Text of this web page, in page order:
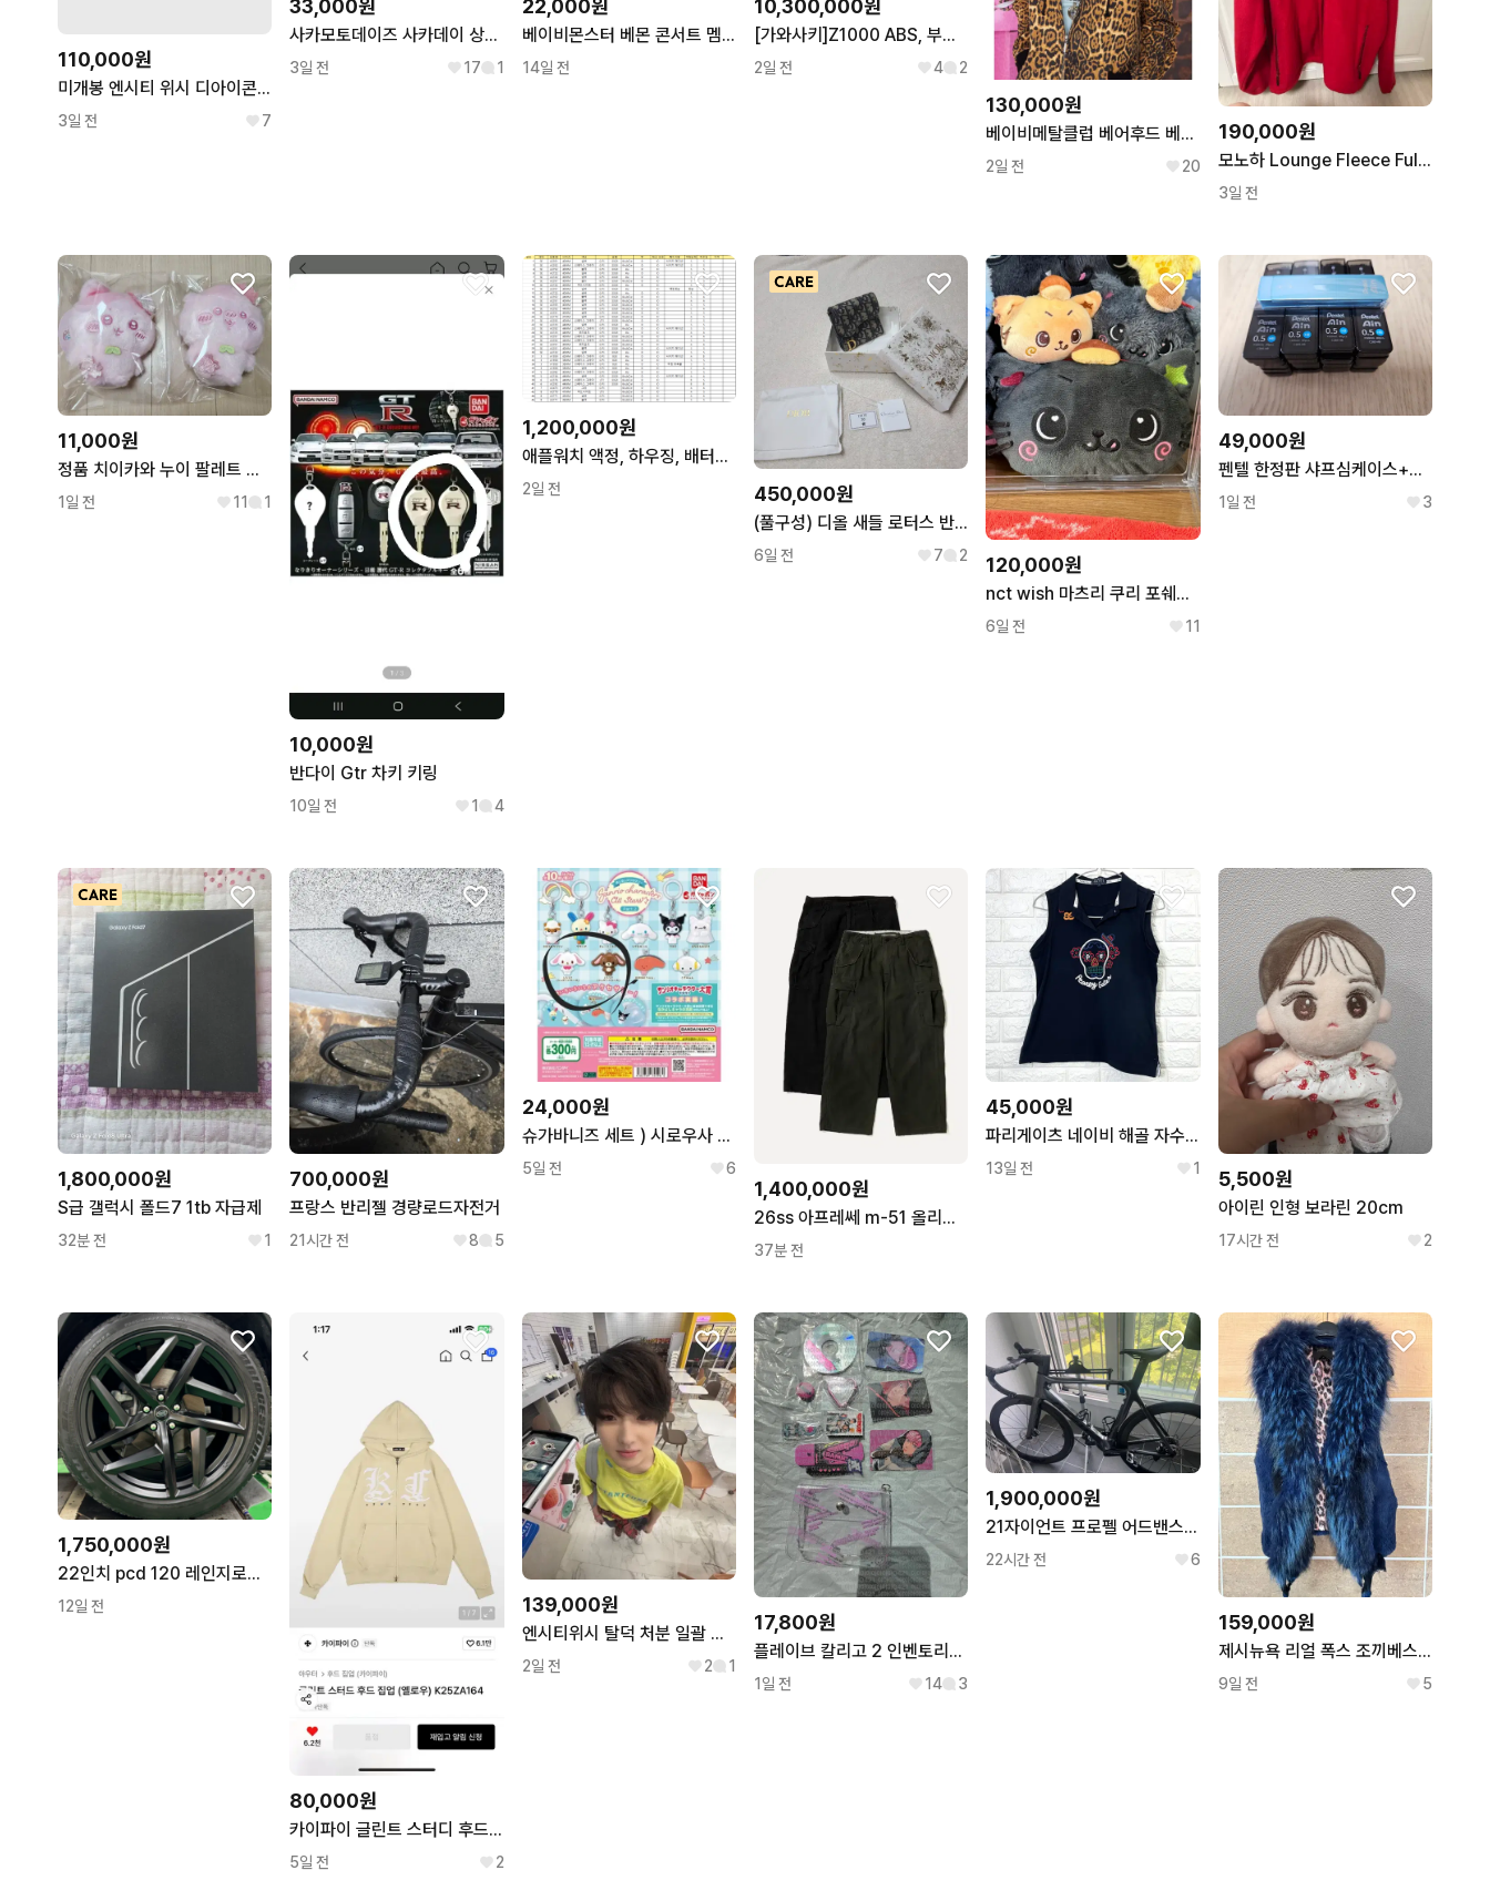
110,000원
미개봉 엔시티 위시 디아이콘 카톡 특전 포함 사쿠야 ab타입 유닛 포카
3일 전 7
33,000원
사카모토데이즈 사카데이 상점페어 이모션 캔뱃지 세트 나구모 신 미개봉
3일 전 17 1
22,000원
베이비몬스터 베몬 콘서트 멤버쉽 특전 포카 판매 루카 파리타 아사 라미 치키타
14일 전
10,300,000원
[가와사키]Z1000 ABS, 부산김해양산울산창원대구구미경기서울대전강원
2일 전 4 2
130,000원
베이비메탈클럽 베어후드 베메클 갸루 레오파드 호피 후드
2일 전 20
190,000원
모노하 Lounge Fleece Full-Zip Up 레드색
3일 전
11,000원
정품 치이카와 누이 팔레트 벚꽃색 마스코트. 벚꽃 하치와레, 쿠리만쥬
1일 전 11 1
10,000원
반다이 Gtr 차키 키링
10일 전 1 4
1,200,000원
애플워치 액정, 하우징, 배터리 추출용, 클라우드 락, 부품용
2일 전 450,000원
(풀구성) 디올 새들 로터스 반지갑
6일 전 7 2 120,000원
nct wish 마츠리 쿠리 포쉐트 파우치
6일 전 11
49,000원
펜텔 한정판 샤프심케이스+샤프심 20통 팝니다
1일 전 3
1,800,000원
S급 갤럭시 폴드7 1tb 자급제
32분 전 1
700,000원
프랑스 반리젤 경량로드자전거
21시간 전 8 5
24,000원
슈가바니즈 세트 ) 시로우사 쿠로우사 산리오 올스타즈 메지루시 가챠
5일 전 6
1,400,000원
26ss 아프레쎄 m-51 올리브 (3)
37분 전
45,000원
파리게이츠 네이비 해골 자수 민소매 카라티 1
13일 전 1 5,500원
아이린 인형 보라린 20cm
17시간 전 2
1,750,000원
22인치 pcd 120 레인지로버 칸 타입52 디자인 블랙 휠 신품
12일 전
80,000원
카이파이 글린트 스터디 후드 집업 옐로우 M
5일 전 2
139,000원
엔시티위시 탈덕 처분 일괄 판매 사쿠야
2일 전 2 1
17,800원
플레이브 칼리고 2 인벤토리[드볼] 앨범
1일 전 14 3
1,900,000원
21자이언트 프로펠 어드밴스2(아비아브 아데온2휠셋) 풀카본!! L사이즈 판매합니다
22시간 전 6
159,000원
제시뉴욕 리얼 폭스 조끼베스트
9일 전 5